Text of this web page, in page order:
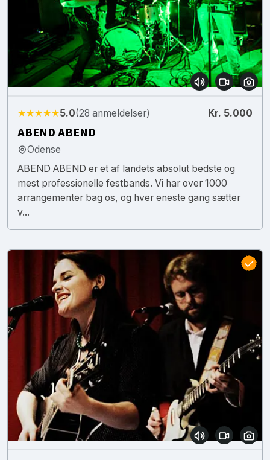
★★★★★5.0(28 anmeldelser) Kr. 5.000
ABEND ABEND
Odense
ABEND ABEND er et af landets absolut bedste og
mest professionelle festbands. Vi har over 1000
arrangementer bag os, og hver eneste gang sætter
v...